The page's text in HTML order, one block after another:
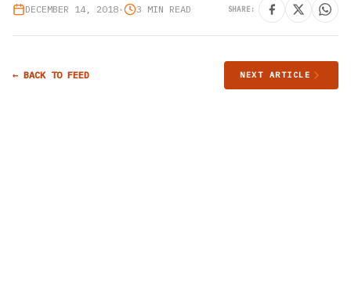
DECEMBER 14, 2018• 3 MIN READ SHARE:
← BACK TO FEED NEXT ARTICLE